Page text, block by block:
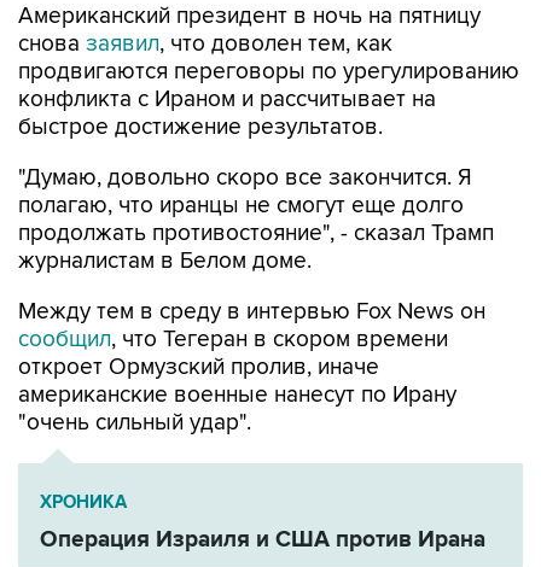
Американский президент в ночь на пятницу
снова заявил, что доволен тем, как
продвигаются переговоры по урегулированию
конфликта с Ираном и рассчитывает на
быстрое достижение результатов.
"Думаю, довольно скоро все закончится. Я
полагаю, что иранцы не смогут еще долго
продолжать противостояние", - сказал Трамп
журналистам в Белом доме.
Между тем в среду в интервью Fox News он
сообщил, что Тегеран в скором времени
откроет Ормузский пролив, иначе
американские военные нанесут по Ирану
"очень сильный удар".
ХРОНИКА
Операция Израиля и США против Ирана